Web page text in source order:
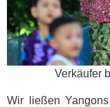
Verkäufer
Wir ließen